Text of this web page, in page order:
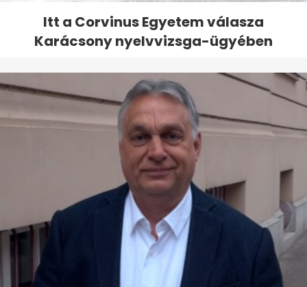
Itt a Corvinus Egyetem válasza
Karácsony nyelvvizsga-ügyében